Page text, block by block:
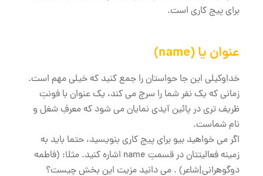
برای پیج کاری است.
عنوان یا (name)
خداوکیلی این جا حواستان را جمع کنید که خیلی مهم است.
زمانی که یک نفر شما را سرچ می کند، یک عنوان با فونتِ
ظریف تری در پائین آیدی نمایان می شود که معرفِ شغل و
نام شماست.
اگر می خواهید بیو برای پیج کاری بنویسید، حتما باید به
زمینه فعالیتتان در قسمتِ name اشاره کنید. مثلا: (فاطمه
دوگوهرانی|شاعر) . می دانید مزیت این بخش چیست؟